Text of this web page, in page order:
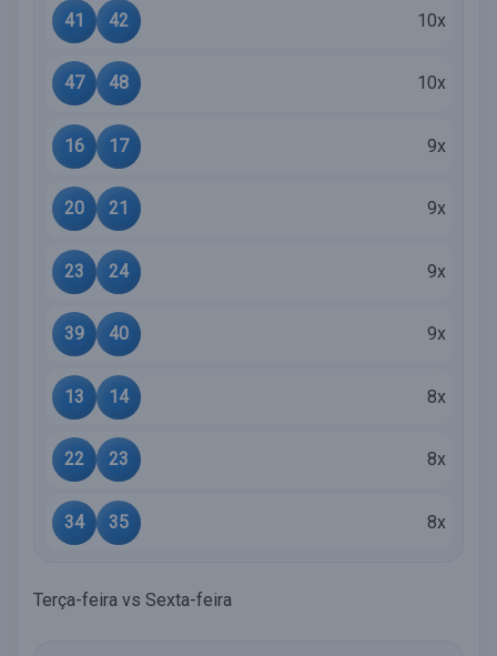
41 42 10x
47 48 10x
16 17 9x
20 21 9x
23 24 9x
39 40 9x
13 14 8x
22 23 8x
34 35 8x
Terça-feira vs Sexta-feira